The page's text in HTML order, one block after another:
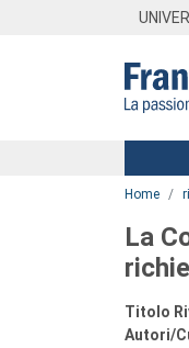
Menu
Home
La
Titolo
Autori/